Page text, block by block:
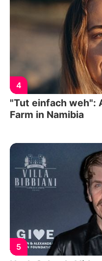
4
"Tut einfach weh":
Farm in Namibia
5